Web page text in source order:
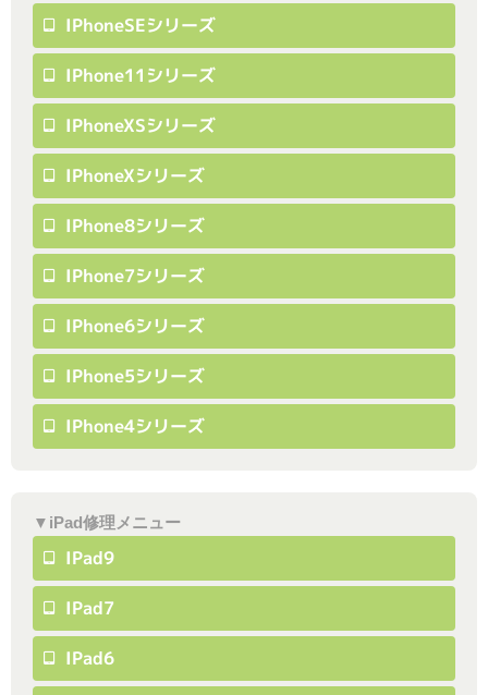
IPhoneSEシリーズ
IPhone11シリーズ
IPhoneXSシリーズ
IPhoneXシリーズ
IPhone8シリーズ
IPhone7シリーズ
IPhone6シリーズ
IPhone5シリーズ
IPhone4シリーズ
▼iPad修理メニュー
IPad9
IPad7
IPad6